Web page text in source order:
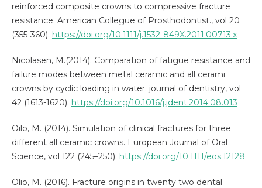
reinforced composite crowns to compressive fracture
resistance. American Collegue of Prosthodontist., vol 20
(355-360). https://doi.org/10.1111/j.1532-849X.2011.00713.x
Nicolasen, M.(2014). Comparation of fatigue resistance and
failure modes between metal ceramic and all cerami
crowns by cyclic loading in water. journal of dentistry, vol
42 (1613-1620). https://doi.org/10.1016/j.jdent.2014.08.013
Oilo, M. (2014). Simulation of clinical fractures for three
different all ceramic crowns. European Journal of Oral
Science, vol 122 (245–250). https://doi.org/10.1111/eos.12128
Olio, M. (2016). Fracture origins in twenty two dental